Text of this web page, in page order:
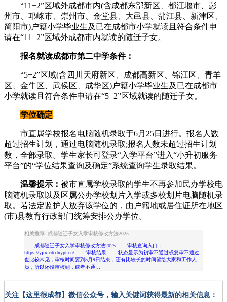
“11+2”区域外成都市内(含成都东部新区、都江堰市、彭
州市、邛崃市、崇州市、金堂县、大邑县、蒲江县、新津区、
简阳市)户籍小学毕业生及已在成都市小学就读且符合条件申
请在“11+2”区域外成都市内就读的随迁子女。
报名就读成都市第二中学条件：
“5+2”区域(含四川天府新区、成都高新区、锦江区、青羊
区、金牛区、武侯区、成华区)户籍小学毕业生及已在成都市
小学就读且符合条件申请在“5+2”区域就读的随迁子女。
学位确定
市直属学校报名电脑随机录取于6月25日进行。报名人数
超过招生计划，通过电脑随机录取;报名人数未超过招生计划
数，全部录取。学生家长可登录“入学平台”进入“小升初服务
平台”的“学位结果查询及确定”系统查询学生录取结果。
温馨提示： 被市直属学校录取的学生不再参加民办学校电
脑随机录取以及区属公办学校划片入学或多校划片电脑随机录
取。若法定监护人放弃该学位的，由户籍地或居住证所在地区
(市)县教育行政部门统筹安排公办学位。
相关推荐: 成都随迁子女入学审核修改方法2025
成都随迁子女入学审核修改方法2025 审核查询入口：
https://yjrx.cdeduypt.cn/ 审核结果 状态显示为初审不通过或复审不通过
也比较常见，审核时间要到5月9日结束，还有比较长的时间留给大家和工作人
员，所以还没审核到，或者不通…
关注【这里很成都】微信公众号，输入关键词获得最新的相关信息：